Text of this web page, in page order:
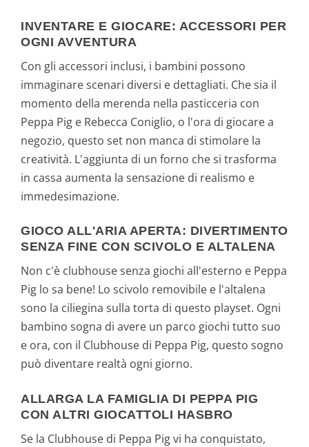
INVENTARE E GIOCARE: ACCESSORI PER
OGNI AVVENTURA
Con gli accessori inclusi, i bambini possono
immaginare scenari diversi e dettagliati. Che sia il
momento della merenda nella pasticceria con
Peppa Pig e Rebecca Coniglio, o l'ora di giocare a
negozio, questo set non manca di stimolare la
creatività. L'aggiunta di un forno che si trasforma
in cassa aumenta la sensazione di realismo e
immedesimazione.
GIOCO ALL'ARIA APERTA: DIVERTIMENTO
SENZA FINE CON SCIVOLO E ALTALENA
Non c'è clubhouse senza giochi all'esterno e Peppa
Pig lo sa bene! Lo scivolo removibile e l'altalena
sono la ciliegina sulla torta di questo playset. Ogni
bambino sogna di avere un parco giochi tutto suo
e ora, con il Clubhouse di Peppa Pig, questo sogno
può diventare realtà ogni giorno.
ALLARGA LA FAMIGLIA DI PEPPA PIG
CON ALTRI GIOCATTOLI HASBRO
Se la Clubhouse di Peppa Pig vi ha conquistato,